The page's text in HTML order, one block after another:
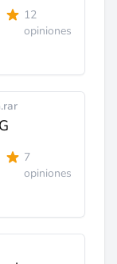
12
opiniones
7
opiniones